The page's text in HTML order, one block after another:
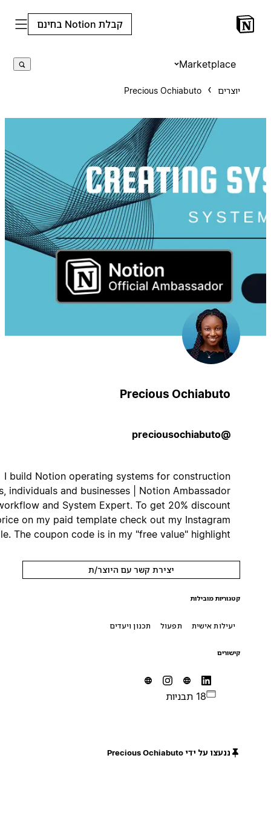
קבלת Notion בחינם
Marketplace
Precious Ochiabuto
Precious Ochiabuto
I build Notion operating systems for construction
teams, individuals and businesses | Notion Ambassador
| AI workflow and System Expert. To get 20% discount
price on my paid template check out my Instagram
profile. The coupon code is in my "free value" highlight.
יצירת קשר עם היוצר/ת
קטגוריות מובילות
יעילות אישית תפעול תכנון ויעדים
ננעצו על ידי Precious Ochiabuto